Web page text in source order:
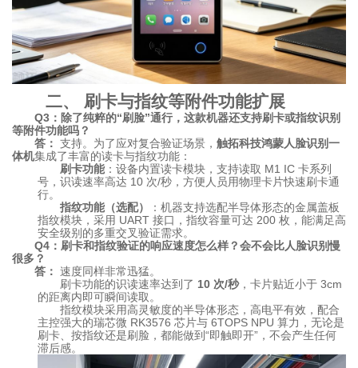
二、 刷卡与指纹等附件功能扩展
Q3：除了纯粹的“刷脸”通行，这款机器还支持刷卡或指纹识别
等附件功能吗？
答： 支持。为了应对复合验证场景， 触拓科技鸿蒙人脸识别一
体机集成了丰富的读卡与指纹功能：
刷卡功能：设备内置读卡模块，支持读取 M1 IC 卡系列
号，识读速率高达 10 次/秒，方便人员用物理卡片快速刷卡通
行。
指纹功能（选配）
：机器支持选配半导体形态的金属盖板
指纹模块，采用 UART 接口，指纹容量可达 200 枚，能满足高
安全级别的多重交叉验证需求。
Q4：刷卡和指纹验证的响应速度怎么样？会不会比人脸识别慢
很多？
答： 速度同样非常迅猛。
刷卡功能的识读速率达到了 10 次/秒，卡片贴近小于 3cm
的距离内即可瞬间读取。
指纹模块采用高灵敏度的半导体形态，高电平有效，配合
主控强大的瑞芯微 RK3576 芯片与 6TOPS NPU 算力，无论是
刷卡、按指纹还是刷脸，都能做到“即触即开”，不会产生任何
滞后感。